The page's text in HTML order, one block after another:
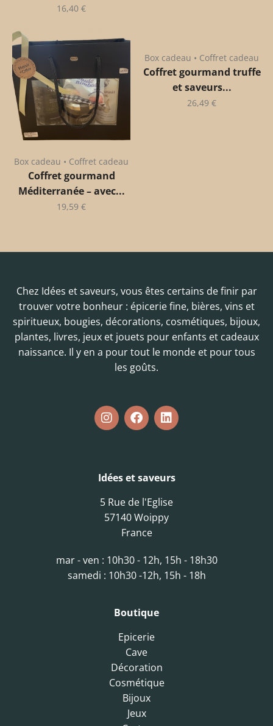
16,40 €
Box cadeau • Coffret cadeau
Coffret gourmand
Méditerranée – avec...
19,59 €
Box cadeau • Coffret cadeau
Coffret gourmand truffe
et saveurs...
26,49 €
Chez Idées et saveurs, vous êtes certains de finir par
trouver votre bonheur : épicerie fine, bières, vins et
spiritueux, bougies, décorations, cosmétiques, bijoux,
plantes, livres, jeux et jouets pour enfants et cadeaux
naissance. Il y en a pour tout le monde et pour tous
les goûts.
Idées et saveurs
5 Rue de l'Eglise
57140 Woippy
France
mar - ven : 10h30 - 12h, 15h - 18h30
samedi : 10h30 -12h, 15h - 18h
Boutique
Epicerie
Cave
Décoration
Cosmétique
Bijoux
Jeux